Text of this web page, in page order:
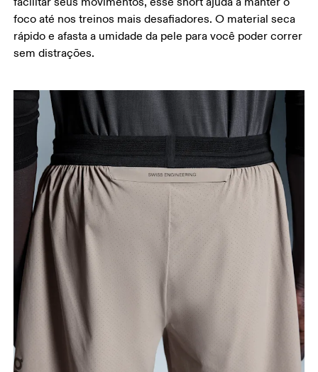
foco até nos treinos mais desafiadores. O material seca
rápido e afasta a umidade da pele para você poder correr
sem distrações.